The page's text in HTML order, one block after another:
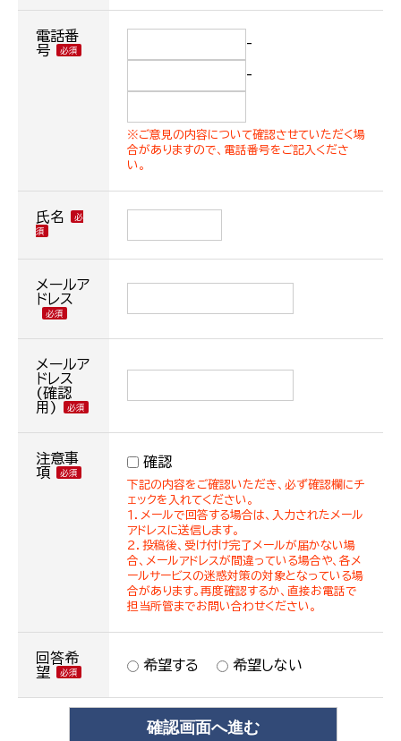
電話番
号
-
-
※ご意見の内容について確認させていただく場
合がありますので、電話番号をご記入くださ
い。
氏名
メールア
ドレス
メールア
ドレス
(確認
用)
注意事
項
確認
下記の内容をご確認いただき、必ず確認欄にチ
ェックを入れてください。
１．メールで回答する場合は、入力されたメール
アドレスに送信します。
２．投稿後、受け付け完了メールが届かない場
合、メールアドレスが間違っている場合や、各メ
ールサービスの迷惑対策の対象となっている場
合があります。再度確認するか、直接お電話で
担当所管までお問い合わせください。
回答希
望
希望する 希望しない